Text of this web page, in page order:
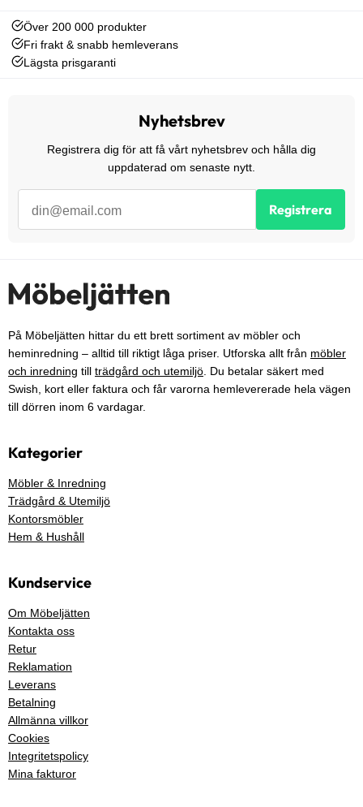
Över 200 000 produkter
Fri frakt & snabb hemleverans
Lägsta prisgaranti
Nyhetsbrev
Registrera dig för att få vårt nyhetsbrev och hålla dig
uppdaterad om senaste nytt.
Registrera
På Möbeljätten hittar du ett brett sortiment av möbler och
heminredning – alltid till riktigt låga priser. Utforska allt från möbler
och inredning till trädgård och utemiljö . Du betalar säkert med
Swish, kort eller faktura och får varorna hemlevererade hela vägen
till dörren inom 6 vardagar.
Kategorier
Möbler & Inredning
Trädgård & Utemiljö
Kontorsmöbler
Hem & Hushåll
Kundservice
Om Möbeljätten
Kontakta oss
Retur
Reklamation
Leverans
Betalning
Allmänna villkor
Cookies
Integritetspolicy
Mina fakturor